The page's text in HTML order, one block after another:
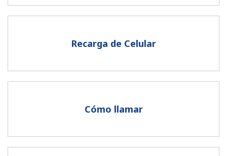
Un caracter especial
Al abrir una cuenta en este sitio web, estoy de acuerdo con
Recarga de Celular
Cómo llamar